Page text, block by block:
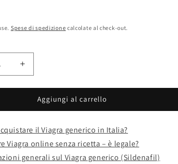
Spese di spedizione calcolate al check-out.
Aumenta
quantità
per
Acquistare
viagra
rapida
online
Aggiungi al carrello
il Viagra generico in Italia?
Viagra online senza ricetta – è legale?
generali sul Viagra generico (Sildenafil)